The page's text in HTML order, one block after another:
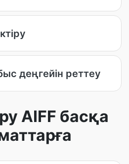
деңгейін реттеу
AIFF басқа